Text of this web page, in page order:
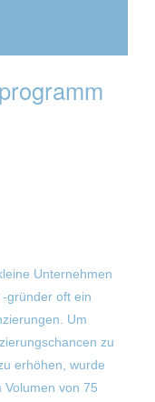
Unternehmen
gründer oft ein
Um
zu
erhöhen, wurde
von 75